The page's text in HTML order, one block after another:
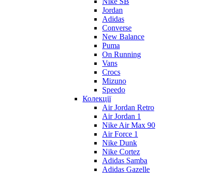
Jordan
Adidas
Converse
New Balance
Puma
On Running
Vans
Crocs
Mizuno
Speedo
Колекції
Air Jordan Retro
Air Jordan 1
Nike Air Max 90
Air Force 1
Nike Dunk
Nike Cortez
Adidas Samba
Adidas Gazelle